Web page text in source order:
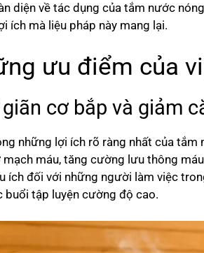
diện về tác dụng của tắm nước
ích mà liệu pháp này mang lại.
ưu điểm của
cơ bắp và giảm
những lợi ích rõ ràng nhất của
mạch máu, tăng cường lưu thông
ích đối với những người làm việc
buổi tập luyện cường độ cao.